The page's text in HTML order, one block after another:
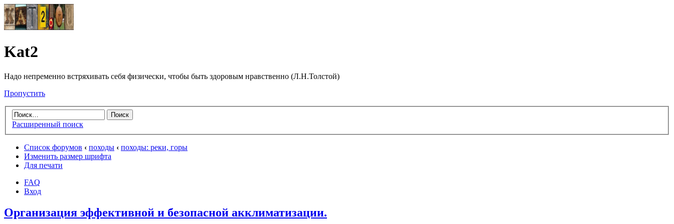
Kat2
Надо непременно встряхивать себя физически, чтобы быть здоровым нравственно (Л.Н.Толстой)
Пропустить
Расширенный поиск
Список форумов ‹ походы ‹ походы: реки, горы
Изменить размер шрифта
Для печати
FAQ
Вход
Организация эффективной и безопасной акклиматизации.